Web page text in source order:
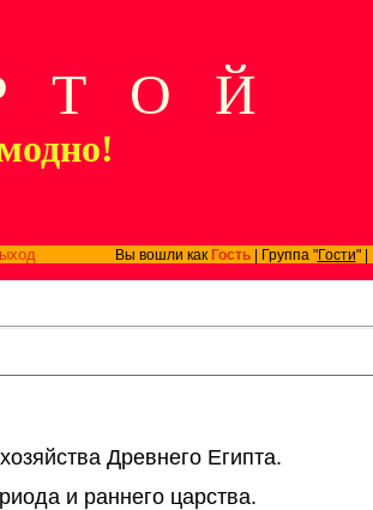
О Й
Вы вошли как Гость| Группа "Гости" |
Древнего Египта.
и раннего царства.